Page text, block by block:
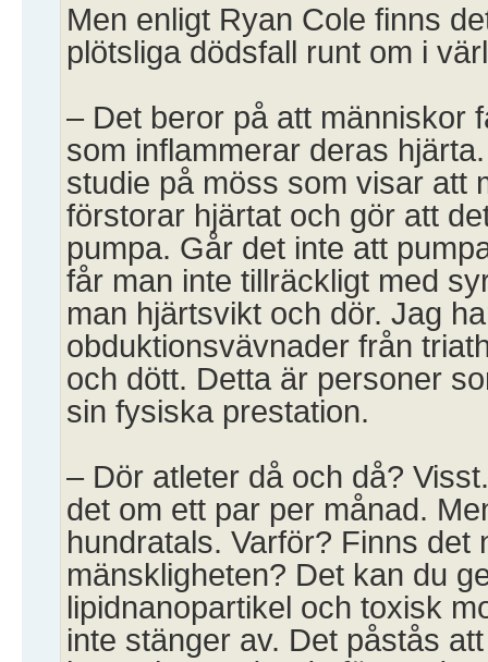
Men enligt Ryan Cole finns
plötsliga dödsfall runt om i
– Det beror på att människor
som inflammerar deras
studie på möss som visar att
förstorar hjärtat och gör att
pumpa. Går det inte att
får man inte tillräckligt med
man hjärtsvikt och dör. Jag
obduktionsvävnader från
och dött. Detta är personer
sin fysiska prestation.
– Dör atleter då och då?
det om ett par per månad.
hundratals. Varför? Finns det
mänskligheten? Det kan du
lipidnanopartikel och toxisk
inte stänger av. Det påstås